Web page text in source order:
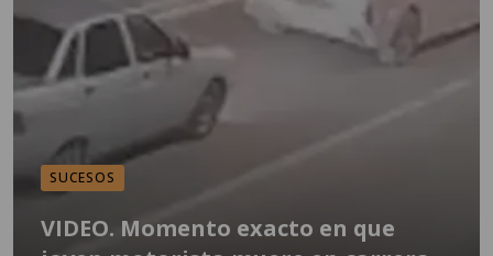
SUCESOS
VIDEO. Momento exacto en que